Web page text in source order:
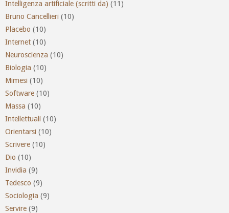
Intelligenza artificiale (scritti da) (11)
Bruno Cancellieri (10)
Placebo (10)
Internet (10)
Neuroscienza (10)
Biologia (10)
Mimesi (10)
Software (10)
Massa (10)
Intellettuali (10)
Orientarsi (10)
Scrivere (10)
Dio (10)
Invidia (9)
Tedesco (9)
Sociologia (9)
Servire (9)